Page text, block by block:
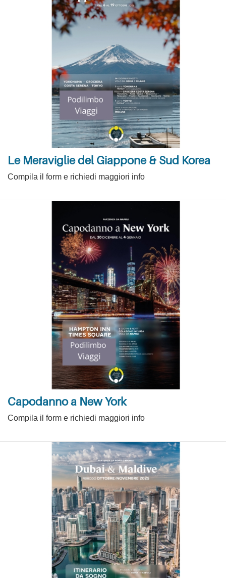
Le Meraviglie del Giappone & Sud Korea
Compila il form e richiedi maggiori info
Capodanno a New York
Compila il form e richiedi maggiori info